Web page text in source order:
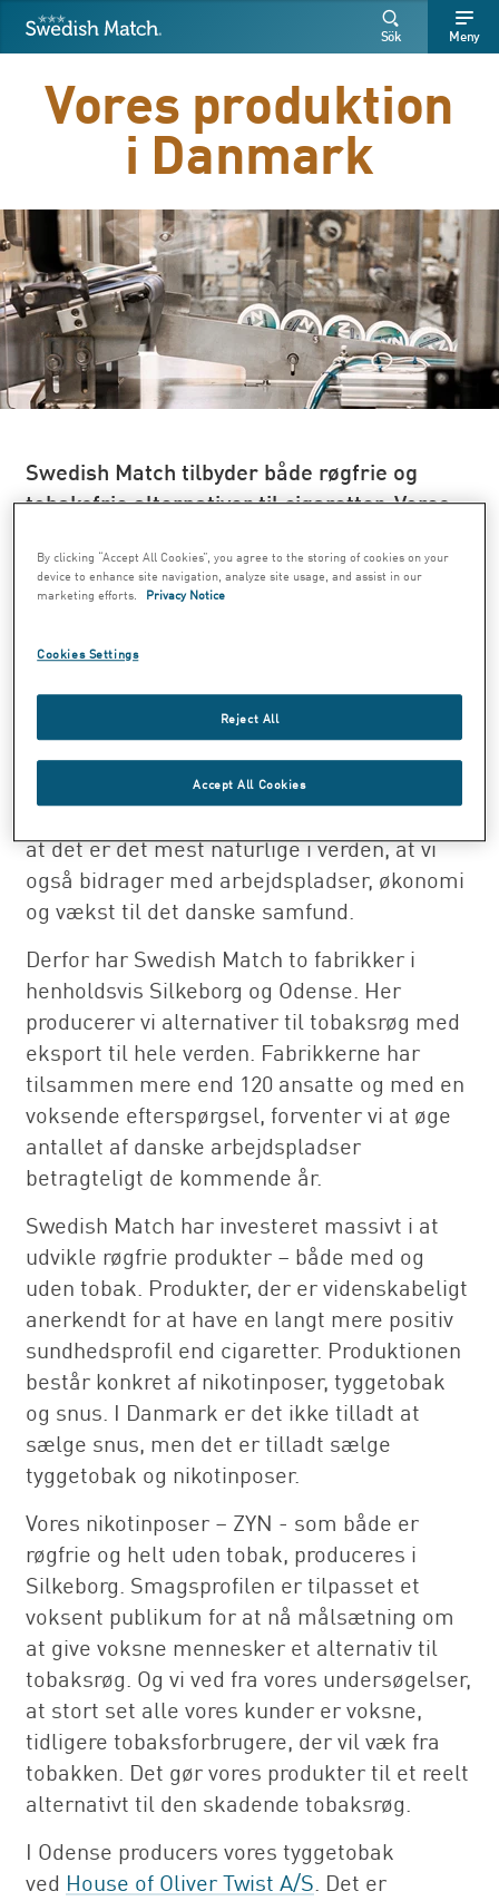
Sök
Fritext
Fritext SÖK
Swedish Match Meny
Sök
Vores produktion
i Danmark
Swedish Match tilbyder både røgfrie og
tobaksfrie alternativer til cigaretter. Vores
forskning mindre risikofyldte end cigaretter
for den enkelte, og de påfører ikke
traditionelle tobaksprodukter. Vores
produkter er et nydelsesprodukt, der uden
tobaksrøg giver vores kunder et velfortjent
pusterum i hverdagen.
Når vi er på det danske marked, så synes vi,
at det er det mest naturlige i verden, at vi
også bidrager med arbejdspladser, økonomi
og vækst til det danske samfund.
Derfor har Swedish Match to fabrikker i
henholdsvis Silkeborg og Odense. Her
producerer vi alternativer til tobaksrøg med
eksport til hele verden. Fabrikkerne har
tilsammen mere end 120 ansatte og med en
voksende efterspørgsel, forventer vi at øge
antallet af danske arbejdspladser
betragteligt de kommende år.
Swedish Match har investeret massivt i at
udvikle røgfrie produkter – både med og
uden tobak. Produkter, der er videnskabeligt
anerkendt for at have en langt mere positiv
sundhedsprofil end cigaretter. Produktionen
består konkret af nikotinposer, tyggetobak
og snus. I Danmark er det ikke tilladt at
sælge snus, men det er tilladt sælge
tyggetobak og nikotinposer.
Vores nikotinposer – ZYN - som både er
røgfrie og helt uden tobak, produceres i
Silkeborg. Smagsprofilen er tilpasset et
voksent publikum for at nå målsætning om
at give voksne mennesker et alternativ til
tobaksrøg. Og vi ved fra vores undersøgelser,
at stort set alle vores kunder er voksne,
tidligere tobaksforbrugere, der vil væk fra
tobakken. Det gør vores produkter til et reelt
alternativt til den skadende tobaksrøg.
I Odense producers vores tyggetobak
ved House of Oliver Twist A/S . Det er
By clicking “Accept All Cookies”, you agree to the storing of cookies on your
device to enhance site navigation, analyze site usage, and assist in our
marketing efforts. Privacy Notice
Cookies Settings
Reject All
Accept All Cookies